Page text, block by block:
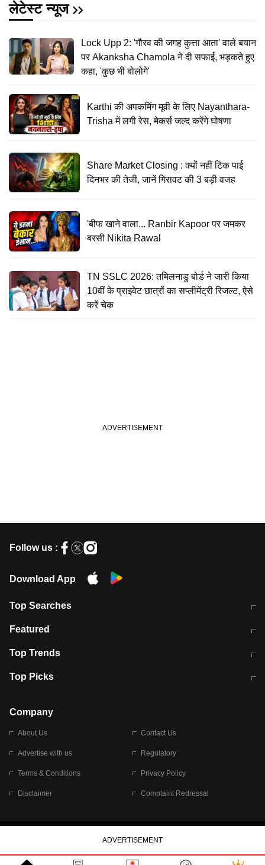
लेटेस्ट न्यूज
Lock Upp 2: 'गौरव की जगह कुत्ता आता' वाले बयान
पर Akanksha Chamola ने दी सफाई, भड़कते हुए
कहा, 'कुछ भी बोलोगे'
Karthi की अपकमिंग मूवी के लिए Nayanthara-
Trisha में लगी रेस, मेकर्स जल्द करेंगे घोषणा
Share Market Closing : क्यों नहीं टिक पाई
दिनभर की तेजी, जानें गिरावट की 3 बड़ी वजह
'बीफ खाने वाला... Ranbir Kapoor पर जमकर
बरसी Nikita Rawal
TN SSLC 2026: तमिलनाडु बोर्ड ने जारी किया
10वीं के प्राइवेट छात्रों का सप्लीमेंट्री रिजल्ट, ऐसे
करें चेक
Follow us :
Download App
Top Searches
भरत तिवारी कथित एनकाउंटर मामले में बड़ी
Featured
स्पेन में प्रवासियों का सैलाब! मोरक्को से
Top Trends
RBI का नया नियम: अब बैंकों को अपनी सभी
Top Picks
बारिश की चेतावनी
Company
About Us Contact Us
Advertise with us Regulatory
Terms & Conditions Privacy Policy
Disclaimer Complaint Redressal